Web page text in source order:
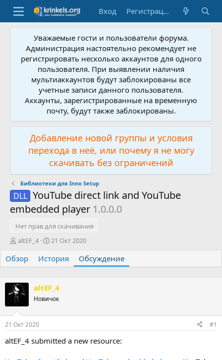
Вход Регистрация
Уважаемые гости и пользователи форума.
Администрация настоятельно рекомендует не
регистрировать несколько аккаунтов для одного
пользователя. При выявлении наличия
мультиаккаунтов будут заблокированы все
учетные записи данного пользователя.
Аккаунты, зарегистрированные на временную
почту, будут также заблокированы.
Добавление новой группы и условия
перехода в неё, или почему я не могу
скачивать без ограничений
Библиотеки для Inno Setup
DLL YouTube direct link and YouTube
embedded player 1.0.0.0
Нет прав для скачивания
А
т
о
т
е
м
ы
altEF_4
Д
т
а
а
ч
а
21 Окт 2020
Обзор История Обсуждение
altEF_4
Новичок
21 Окт 2020 #1
altEF_4 submitted a new resource: